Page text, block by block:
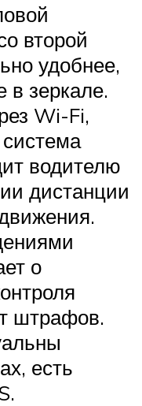
второй
удобнее,
в зеркале.
Wi-Fi,
водителю
дистанции
о
штрафов.
есть